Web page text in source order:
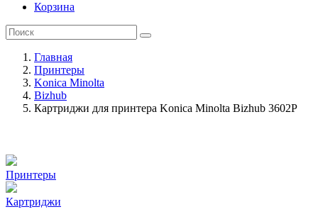
Корзина
Главная
Принтеры
Konica Minolta
Bizhub
Картриджи для принтера Konica Minolta Bizhub 3602P
Принтеры
Картриджи